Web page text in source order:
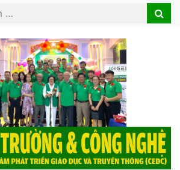
Search